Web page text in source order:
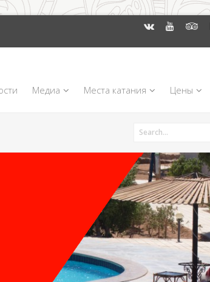
Медиа Места катания Цены